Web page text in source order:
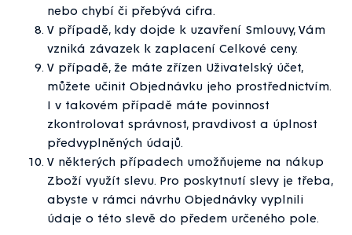
nebo chybí či přebývá cifra.
V případě, kdy dojde k uzavření Smlouvy, Vám
vzniká závazek k zaplacení Celkové ceny.
V případě, že máte zřízen Uživatelský účet,
můžete učinit Objednávku jeho prostřednictvím.
I v takovém případě máte povinnost
zkontrolovat správnost, pravdivost a úplnost
předvyplněných údajů.
V některých případech umožňujeme na nákup
Zboží využít slevu. Pro poskytnutí slevy je třeba,
abyste v rámci návrhu Objednávky vyplnili
údaje o této slevě do předem určeného pole.